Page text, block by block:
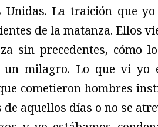
Unidas. La traición que
de la matanza. Ellos
sin precedentes, cómo
un milagro. Lo que vi yo
cometieron hombres
de aquellos días o no se